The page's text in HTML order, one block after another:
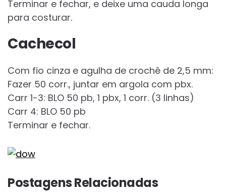
Terminar e fechar, e deixe uma cauda longa
para costurar.
Cachecol
Com fio cinza e agulha de crochê de 2,5 mm:
Fazer 50 corr., juntar em argola com pbx.
Carr 1-3: BLO 50 pb, 1 pbx, 1 corr. (3 linhas)
Carr 4: BLO 50 pb
Terminar e fechar.
Postagens Relacionadas